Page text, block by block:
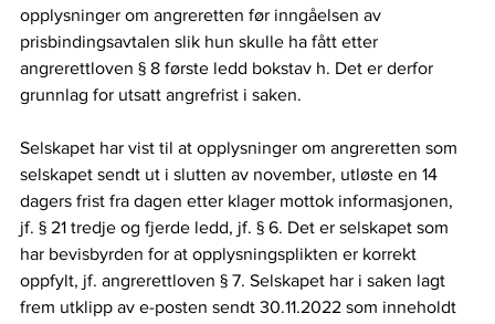
opplysninger om angreretten før inngåelsen av
prisbindingsavtalen slik hun skulle ha fått etter
angrerettloven § 8 første ledd bokstav h. Det er derfor
grunnlag for utsatt angrefrist i saken.
Selskapet har vist til at opplysninger om angreretten som
selskapet sendt ut i slutten av november, utløste en 14
dagers frist fra dagen etter klager mottok informasjonen,
jf. § 21 tredje og fjerde ledd, jf. § 6. Det er selskapet som
har bevisbyrden for at opplysningsplikten er korrekt
oppfylt, jf. angrerettloven § 7. Selskapet har i saken lagt
frem utklipp av e-posten sendt 30.11.2022 som inneholdt